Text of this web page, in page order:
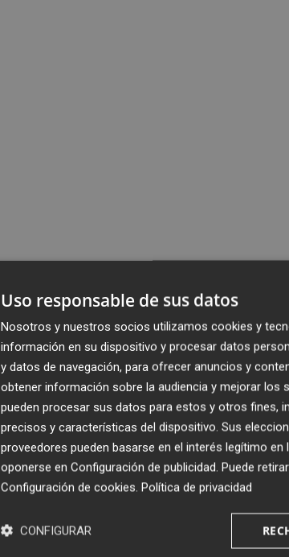
Uso responsable de sus datos
Nosotros y nuestros socios utilizamos cookies y
información en su dispositivo y procesar datos
y datos de navegación, para ofrecer anuncios y
obtener información sobre la audiencia y mejorar los
pueden procesar sus datos para estos y otros fines,
precisos y características del dispositivo. Sus
proveedores pueden basarse en el interés legítimo
oponerse en Configuración de publicidad. Puede
Configuración de cookies. Política de privacidad
CONFIGURAR